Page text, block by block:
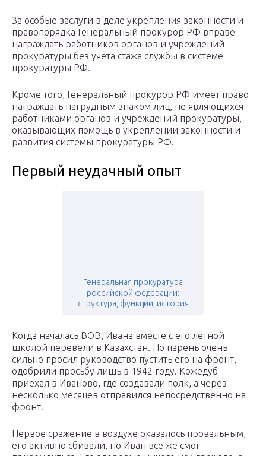
За особые заслуги в деле укрепления законности и
правопорядка Генеральный прокурор РФ вправе
награждать работников органов и учреждений
прокуратуры без учета стажа службы в системе
прокуратуры РФ.
Кроме того, Генеральный прокурор РФ имеет право
награждать нагрудным знаком лиц, не являющихся
работниками органов и учреждений прокуратуры,
оказывающих помощь в укреплении законности и
развития системы прокуратуры РФ.
Первый неудачный опыт
Генеральная прокуратура
российской федерации:
структура, функции, история
Когда началась ВОВ, Ивана вместе с его летной
школой перевели в Казахстан. Но парень очень
сильно просил руководство пустить его на фронт,
одобрили просьбу лишь в 1942 году. Кожедуб
приехал в Иваново, где создавали полк, а через
несколько месяцев отправился непосредственно на
фронт.
Первое сражение в воздухе оказалось провальным,
его активно сбивали, но Иван все же смог